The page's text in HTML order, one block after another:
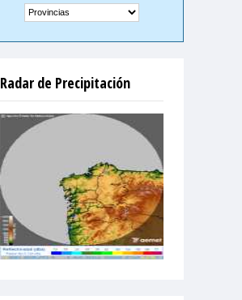
Radar de Precipitación